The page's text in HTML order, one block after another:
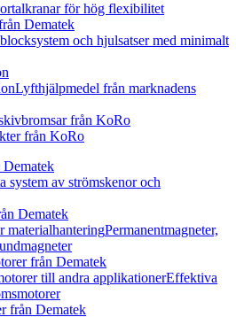
för hög flexibilitet
och hjulsatser med minimalt
Lyfthjälpmedel från marknadens
från KoRo
system av strömskenor och
materialhanteringPermanentmagneter,
till andra applikationerEffektiva